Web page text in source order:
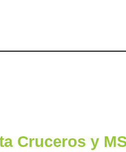
Cruceros y